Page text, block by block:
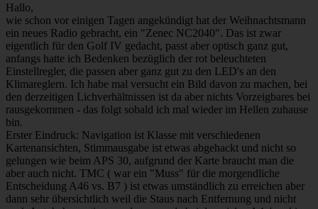
Hallo,
wie schon vor einigen Tagen angekündigt hat der Weihnachtsmann
ein neues Radio gebracht, ein "Zenec NC2040". Das ist zwar
eigentlich für den Golf IV gedacht, passt aber optisch ganz gut,
anfangs hatte ich Bedenken bezüglich der rot beleuchteten
Einstellregler, die passen aber ganz gut zu den LED's an den
Klimareglern. Ich habe mal versucht ein Bild davon zu machen, bei
den derzeitigen Lichverhältnissen ist da aber nichts Vorzeigbares bei
rausgekommen - das folgt sobald ich mal wieder im Hellen zuhause
bin.
Erster Eindruck: Navigation ist Klasse mit verschiedenen
Kartenansichten, Stimmausgabe ist etwas abgehackt und nicht so
gelungen wie beim APS 30, aufgrund der Karte braucht man die
aber auch nicht. TMC ( war ein "Muss" für die morgendliche
Entscheidung A46 vs. B7 ) ist etwas umständlich zu erreichen aber
dann sehr übersichtlich weil die Staus nach Entfernung und nicht